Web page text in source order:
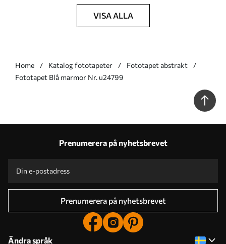
VISA ALLA
Home Katalog fototapeter
Fototapet abstrakt
Fototapet Blå marmor Nr. u24799
Prenumerera på nyhetsbrevet
Prenumerera på nyhetsbrevet
Ändra språk